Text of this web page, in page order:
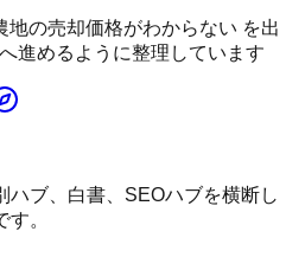
地の売却価格がわからない を出
進めるように整理しています
ハブ、白書、SEOハブを横断し
。